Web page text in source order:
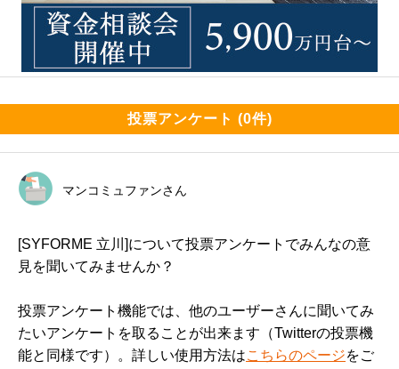
投票アンケート (0件)
マンコミュファンさん
[SYFORME 立川]について投票アンケートでみんなの意
見を聞いてみませんか？
投票アンケート機能では、他のユーザーさんに聞いてみ
たいアンケートを取ることが出来ます（Twitterの投票機
能と同様です）。詳しい使用方法はこちらのページをご